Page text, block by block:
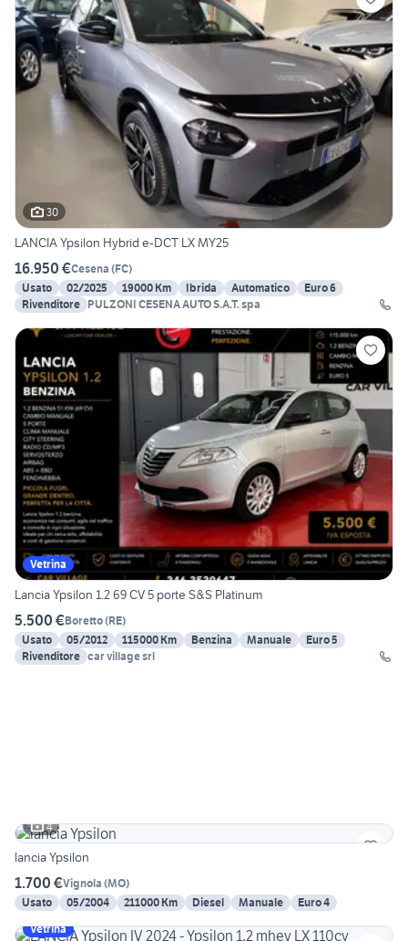
30
LANCIA Ypsilon Hybrid e-DCT LX MY25
16.950 €Cesena (FC)
Usato
02/2025 19000 Km Ibrida Automatico
Euro 6
Rivenditore
PULZONI CESENA AUTO S.A.T. spa
Vetrina
Lancia Ypsilon 1.2 69 CV 5 porte S&S Platinum
5.500 €Boretto(RE)
Usato
05/2012 115000 Km Benzina Manuale
Euro 5
Rivenditore car village srl
4
lancia Ypsilon
1.700 €Vignola (MO)
Usato
05/2004 211000 Km Diesel Manuale
Euro 4
Vetrina